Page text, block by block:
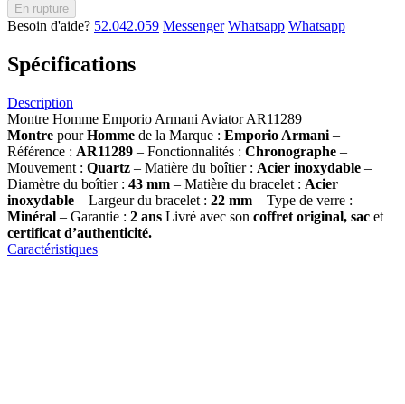
En rupture
Besoin d'aide? 52.042.059 Messenger Whatsapp Whatsapp
Spécifications
Description
Montre Homme Emporio Armani Aviator AR11289
Montre pourHomme de la Marque : Emporio Armani –
Référence : AR11289 – Fonctionnalités : Chronographe –
Mouvement : Quartz – Matière du boîtier : Acier inoxydable –
Diamètre du boîtier : 43 mm – Matière du bracelet : Acier
inoxydable – Largeur du bracelet : 22 mm – Type de verre :
Minéral – Garantie : 2 ans Livré avec son coffret original, sac et
certificat d’authenticité.
Caractéristiques